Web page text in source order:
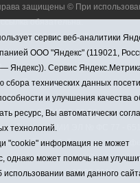
защищены © При
обязательна.
627350, Россия, Тюменская
район, с. Аромашево,
почты редакции:
8 (34545) 2-30-58
номер СМИ ЭЛ № ФС 77 -
службой по надзору в
технологий и
(Роскомнадзор) 28.03.2016 г.
сервис веб-аналитики
ООО "Яндекс" (119021,
Яндекс)). Сервис
технических данных
и улучшения качества
ресурс, Вы автоматически
технологий.
"cookie" информация не может
однако может помочь нам
вами данного